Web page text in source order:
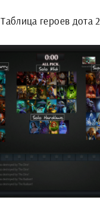
Таблица героев дота 2